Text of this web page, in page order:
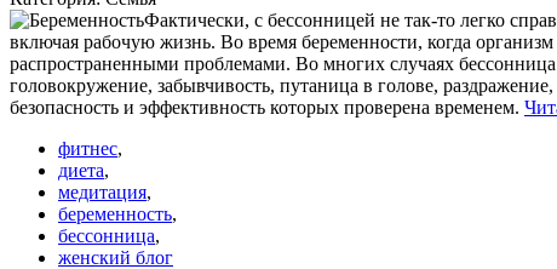
Фактически, с бессонницей не так-то легко
включая рабочую жизнь. Во время беременности, когда
распространенными проблемами. Во многих случаях
головокружение, забывчивость, путаница в голове,
безопасность и эффективность которых проверена временем.
фитнес,
диета,
медитация,
беременность,
бессонница,
женский блог